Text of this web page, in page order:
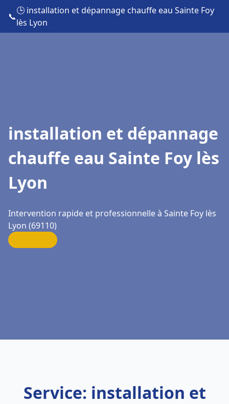
📞
🕒 installation et dépannage chauffe eau Sainte Foy
lès Lyon
installation et dépannage
chauffe eau Sainte Foy lès
Lyon
Intervention rapide et professionnelle à Sainte Foy lès
Lyon (69110)
Service: installation et